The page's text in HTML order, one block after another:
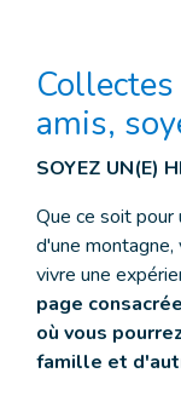
amis,
SOYEZ UN(E)
Que ce soit pour
d'une
vivre une
page
où vous
famille et